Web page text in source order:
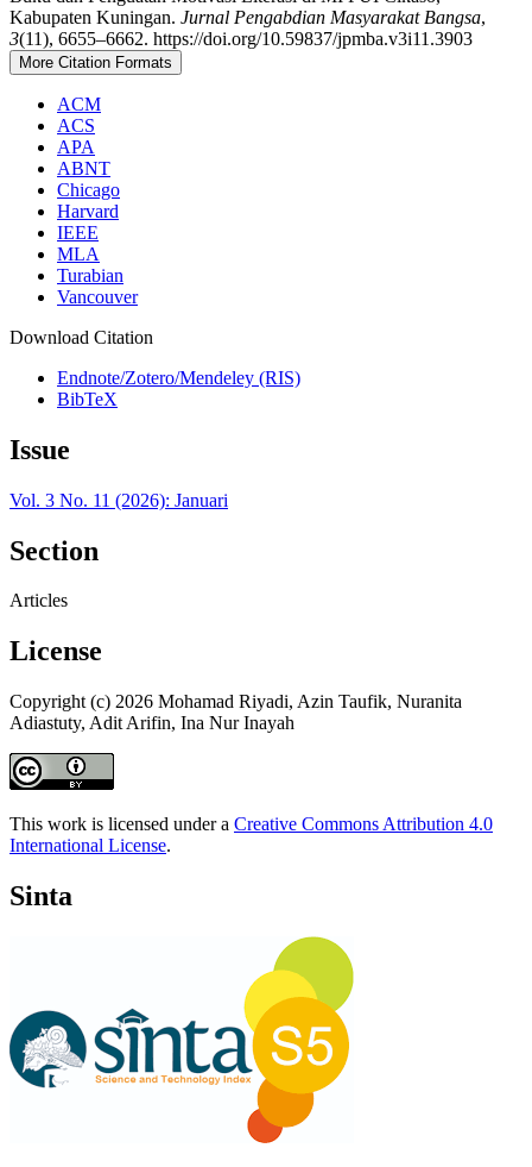
Kabupaten Kuningan. Jurnal Pengabdian Masyarakat Bangsa,
3(11), 6655–6662. https://doi.org/10.59837/jpmba.v3i11.3903
More Citation Formats
ACM
ACS
APA
ABNT
Chicago
Harvard
IEEE
MLA
Turabian
Vancouver
Download Citation
Endnote/Zotero/Mendeley (RIS)
BibTeX
Issue
Vol. 3 No. 11 (2026): Januari
Section
Articles
License
Copyright (c) 2026 Mohamad Riyadi, Azin Taufik, Nuranita
Adiastuty, Adit Arifin, Ina Nur Inayah
This work is licensed under a Creative Commons Attribution 4.0
International License.
Sinta